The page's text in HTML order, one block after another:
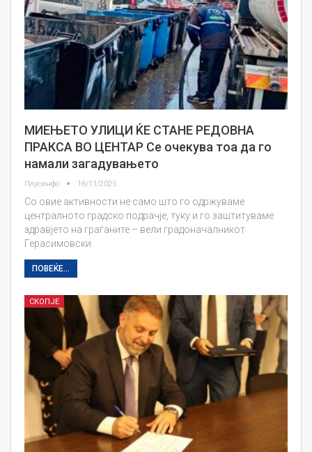
МИЕЊЕТО УЛИЦИ ЌЕ СТАНЕ РЕДОВНА
ПРАКСА ВО ЦЕНТАР Се очекува тоа да го
намали загадувањето
Плусинфо 16/11/2025
Со овие активности не само што го одржуваме
централното градско подрачје, туку и го заштитуваме
здравјето на граѓаните – вели градоначалникот
Герасимовски.
ПОВЕЌЕ...
СКОПЈЕ